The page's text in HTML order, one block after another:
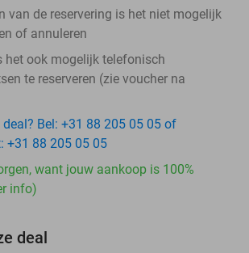
van de reservering is het niet mogelijk
of annuleren
het ook mogelijk telefonisch
te reserveren (zie voucher na
deal? Bel: +31 88 205 05 05 of
+31 88 205 05 05
want jouw aankoop is 100%
info)
deal